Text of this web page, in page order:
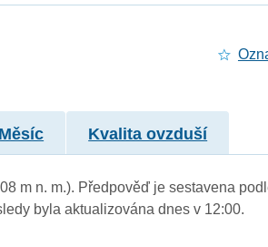
Kvalita ovzduší
m n. m.). Předpověď je sestavena
byla aktualizována dnes v 12:00.